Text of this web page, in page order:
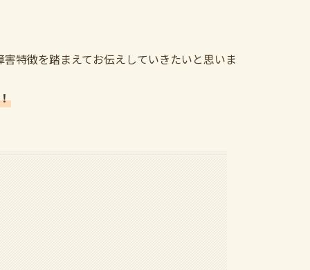
特徴を踏まえてお伝えしていきたいと思いま